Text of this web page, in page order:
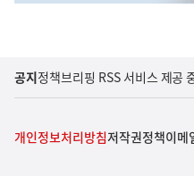
공지정책브리핑 RSS 서비스 제공
개인정보처리방침저작권정책이메